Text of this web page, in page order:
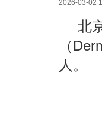
2026-03-02
北
（
人。